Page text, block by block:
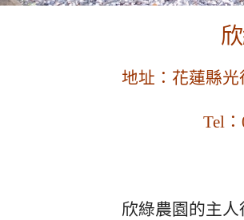
地址：花蓮縣
Tel
欣綠農園的主